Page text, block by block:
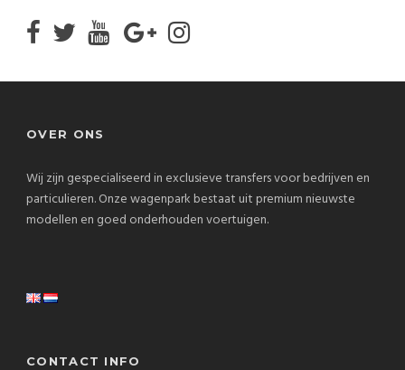
OVER ONS
Wij zijn gespecialiseerd in exclusieve transfers voor bedrijven en
particulieren. Onze wagenpark bestaat uit premium nieuwste
modellen en goed onderhouden voertuigen.
CONTACT INFO